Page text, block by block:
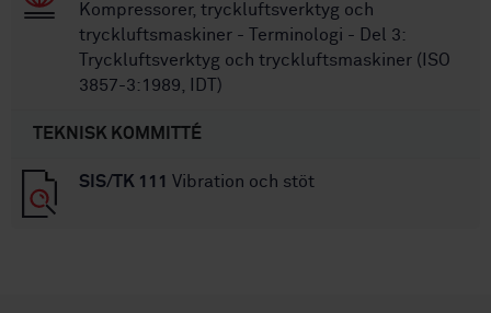
Kompressorer, tryckluftsverktyg och
tryckluftsmaskiner - Terminologi - Del 3:
Tryckluftsverktyg och tryckluftsmaskiner (ISO
3857-3:1989, IDT)
TEKNISK KOMMITTÉ
SIS/TK 111 Vibration och stöt